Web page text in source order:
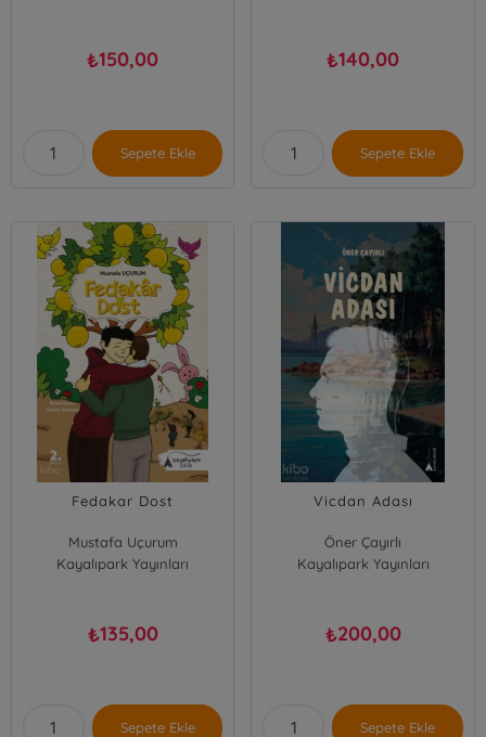
₺150,00
Sepete Ekle
₺140,00
Sepete Ekle
Fedakar Dost
Mustafa Uçurum
Kayalıpark Yayınları
₺135,00
Sepete Ekle
Vicdan Adası
Öner Çayırlı
Kayalıpark Yayınları
₺200,00
Sepete Ekle